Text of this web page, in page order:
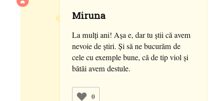
Miruna
La mulți ani! Așa e, dar tu știi că avem
nevoie de știri. Și să ne bucurăm de
cele cu exemple bune, că de tip viol și
bătăi avem destule.
0